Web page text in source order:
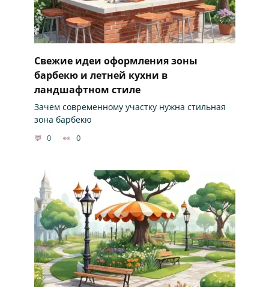
Свежие идеи оформления зоны
барбекю и летней кухни в
ландшафтном стиле
Зачем современному участку нужна стильная
зона барбекю
0 0